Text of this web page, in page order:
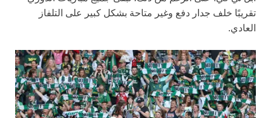
تقريبًا خلف جدار دفع وغير متاحة بشكل كبير على التلفاز
العادي.